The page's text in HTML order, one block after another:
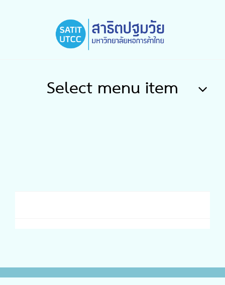
Select menu item